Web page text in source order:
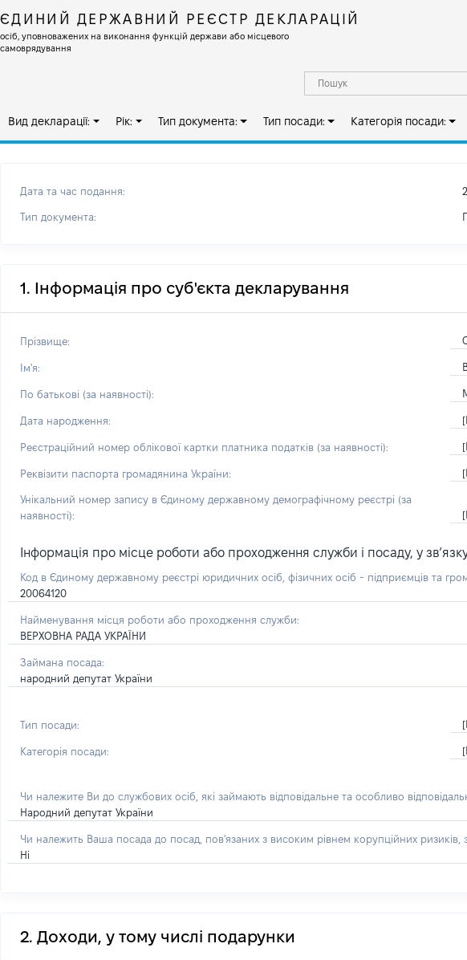
ЄДИНИЙ ДЕРЖАВНИЙ РЕЄСТР ДЕКЛАРАЦІЙ
осіб, уповноважених на виконання функцій держави або місцевого
самоврядування
Вид декларації: Рік: Тип документа: Тип посади: Категорія посади:
Дата та час подання:
Тип документа:
1. Інформація про суб'єкта декларування
Прізвище:
Ім'я:
По батькові (за наявності):
Дата народження:
Реєстраційний номер облікової картки платника податків (за наявності):
Реквізити паспорта громадянина України:
Унікальний номер запису в Єдиному державному демографічному реєстрі (за
наявності):
Інформація про місце роботи або проходження служби і посаду, у
Код в Єдиному державному реєстрі юридичних осіб, фізичних осіб - підприємців та
20064120
Найменування місця роботи або проходження служби:
ВЕРХОВНА РАДА УКРАЇНИ
Займана посада:
народний депутат України
Тип посади:
Категорія посади:
Чи належите Ви до службових осіб, які займають відповідальне та особливо
Народний депутат України
Чи належить Ваша посада до посад, пов'язаних з високим рівнем корупційних ризиків,
Ні
2. Доходи, у тому числі подарунки